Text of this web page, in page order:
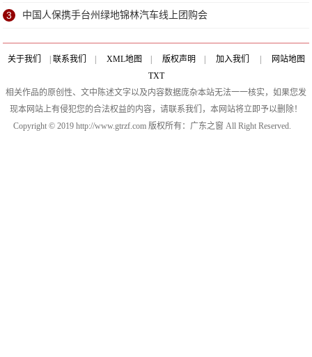
3 中国人保携手台州绿地锦林汽车线上团购会
关于我们 联系我们 XML地图 版权声明 加入我们
网站地图
TXT
相关作品的原创性、文中陈述文字以及内容数据庞杂本站无法一一核实，如果您发
现本网站上有侵犯您的合法权益的内容，请联系我们，本网站将立即予以删除！
Copyright © 2019 http://www.gtrzf.com 版权所有：广东之窗 All Right Reserved.